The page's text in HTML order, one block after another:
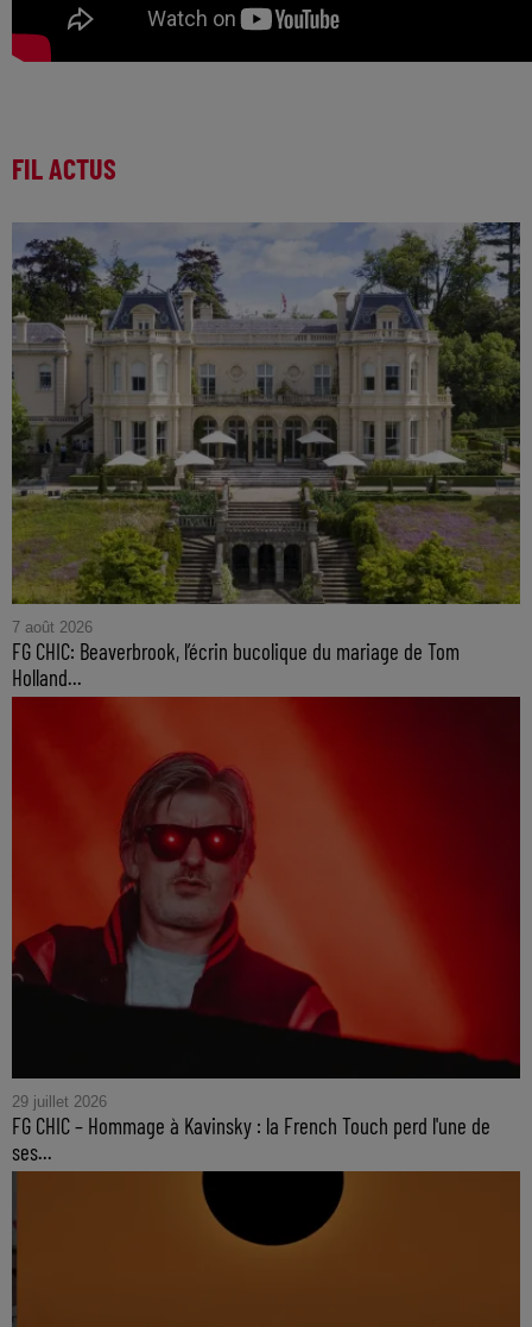
FIL ACTUS
7 août 2026
FG CHIC: Beaverbrook, l’écrin bucolique du mariage de Tom
Holland...
29 juillet 2026
FG CHIC – Hommage à Kavinsky : la French Touch perd l'une de
ses...